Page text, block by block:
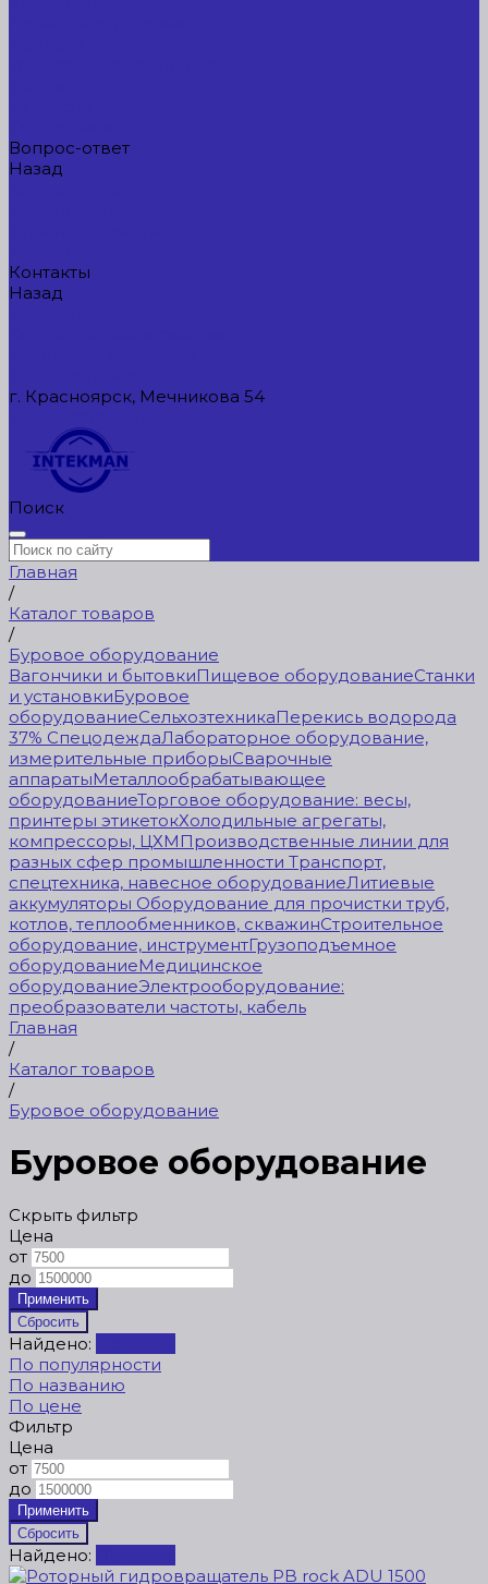
Вопрос-ответ
Назад
Контакты
Назад
г. Красноярск, Мечникова 54
Поиск
Главная
/
Каталог товаров
/
Буровое оборудование
Вагончики и бытовкиПищевое оборудованиеСтанки
и установкиБуровое
оборудованиеСельхозтехникаПерекись водорода
37% СпецодеждаЛабораторное оборудование,
измерительные приборыСварочные
аппаратыМеталлообрабатывающее
оборудованиеТорговое оборудование: весы,
принтеры этикетокХолодильные агрегаты,
компрессоры, ЦХМ Производственные линии для
разных сфер промышленности Транспорт,
спецтехника, навесное оборудованиеЛитиевые
аккумуляторы Оборудование для прочистки труб,
котлов, теплообменников, скважинСтроительное
оборудование, инструментГрузоподъемное
оборудованиеМедицинское
оборудованиеЭлектрооборудование:
преобразователи частоты, кабель
Главная
/
Каталог товаров
/
Буровое оборудование
Буровое оборудование
Скрыть фильтр
Цена
от
до
Найдено:
По популярности
По названию
По цене
Фильтр
Цена
от
до
Найдено: